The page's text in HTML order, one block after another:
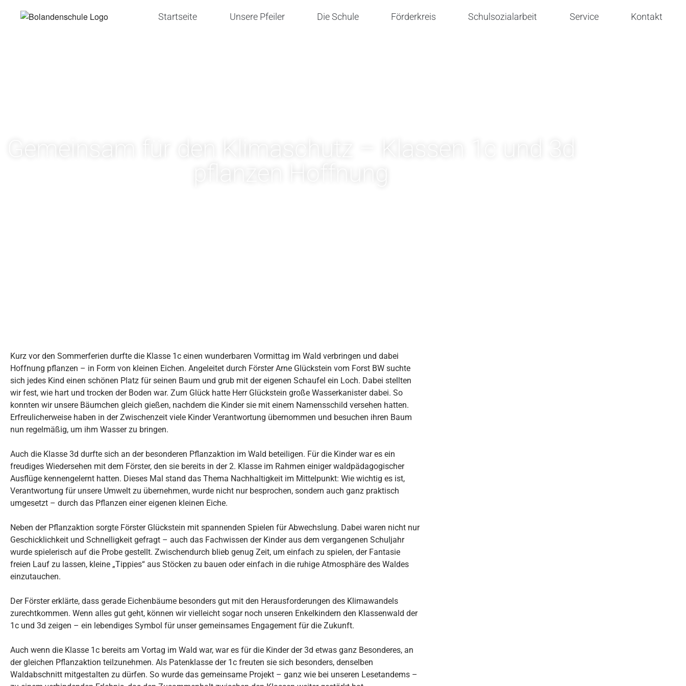
Startseite Unsere Pfeiler Die Schule Förderkreis Schulsozialarbeit Service Kontakt
Kurz vor den Sommerferien durfte die Klasse 1c einen wunderbaren Vormittag im Wald verbringen und dabei
Hoffnung pflanzen – in Form von kleinen Eichen. Angeleitet durch Förster Arne Glückstein vom Forst BW suchte
sich jedes Kind einen schönen Platz für seinen Baum und grub mit der eigenen Schaufel ein Loch. Dabei stellten
wir fest, wie hart und trocken der Boden war. Zum Glück hatte Herr Glückstein große Wasserkanister dabei. So
konnten wir unsere Bäumchen gleich gießen, nachdem die Kinder sie mit einem Namensschild versehen hatten.
Erfreulicherweise haben in der Zwischenzeit viele Kinder Verantwortung übernommen und besuchen ihren Baum
nun regelmäßig, um ihm Wasser zu bringen.
Auch die Klasse 3d durfte sich an der besonderen Pflanzaktion im Wald beteiligen. Für die Kinder war es ein
freudiges Wiedersehen mit dem Förster, den sie bereits in der 2. Klasse im Rahmen einiger waldpädagogischer
Ausflüge kennengelernt hatten. Dieses Mal stand das Thema Nachhaltigkeit im Mittelpunkt: Wie wichtig es ist,
Verantwortung für unsere Umwelt zu übernehmen, wurde nicht nur besprochen, sondern auch ganz praktisch
umgesetzt – durch das Pflanzen einer eigenen kleinen Eiche.
Neben der Pflanzaktion sorgte Förster Glückstein mit spannenden Spielen für Abwechslung. Dabei waren nicht nur
Geschicklichkeit und Schnelligkeit gefragt – auch das Fachwissen der Kinder aus dem vergangenen Schuljahr
wurde spielerisch auf die Probe gestellt. Zwischendurch blieb genug Zeit, um einfach zu spielen, der Fantasie
freien Lauf zu lassen, kleine „Tippies“ aus Stöcken zu bauen oder einfach in die ruhige Atmosphäre des Waldes
einzutauchen.
Der Förster erklärte, dass gerade Eichenbäume besonders gut mit den Herausforderungen des Klimawandels
zurechtkommen. Wenn alles gut geht, können wir vielleicht sogar noch unseren Enkelkindern den Klassenwald der
1c und 3d zeigen – ein lebendiges Symbol für unser gemeinsames Engagement für die Zukunft.
Auch wenn die Klasse 1c bereits am Vortag im Wald war, war es für die Kinder der 3d etwas ganz Besonderes, an
der gleichen Pflanzaktion teilzunehmen. Als Patenklasse der 1c freuten sie sich besonders, denselben
Waldabschnitt mitgestalten zu dürfen. So wurde das gemeinsame Projekt – ganz wie bei unseren Lesetandems –